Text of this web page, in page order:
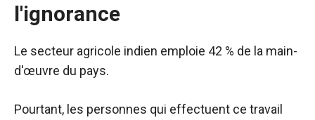
l'ignorance
Le secteur agricole indien emploie 42 % de la main-
d'œuvre du pays.
Pourtant, les personnes qui effectuent ce travail